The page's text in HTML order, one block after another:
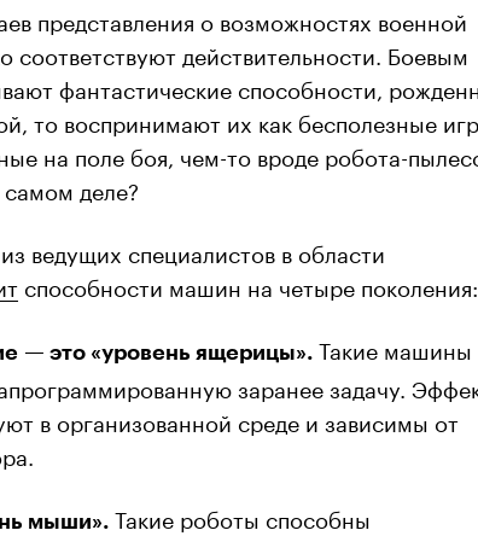
представления о возможностях военной
соответствуют действительности. Боевым
фантастические способности,
то воспринимают их как бесполезные
на поле боя, чем-то вроде робота-
деле?
из ведущих специалистов в области
способности машин на четыре поколения:
— это «уровень ящерицы». Такие машины
заранее задачу.
в организованной среде и зависимы от
мыши». Такие роботы способны